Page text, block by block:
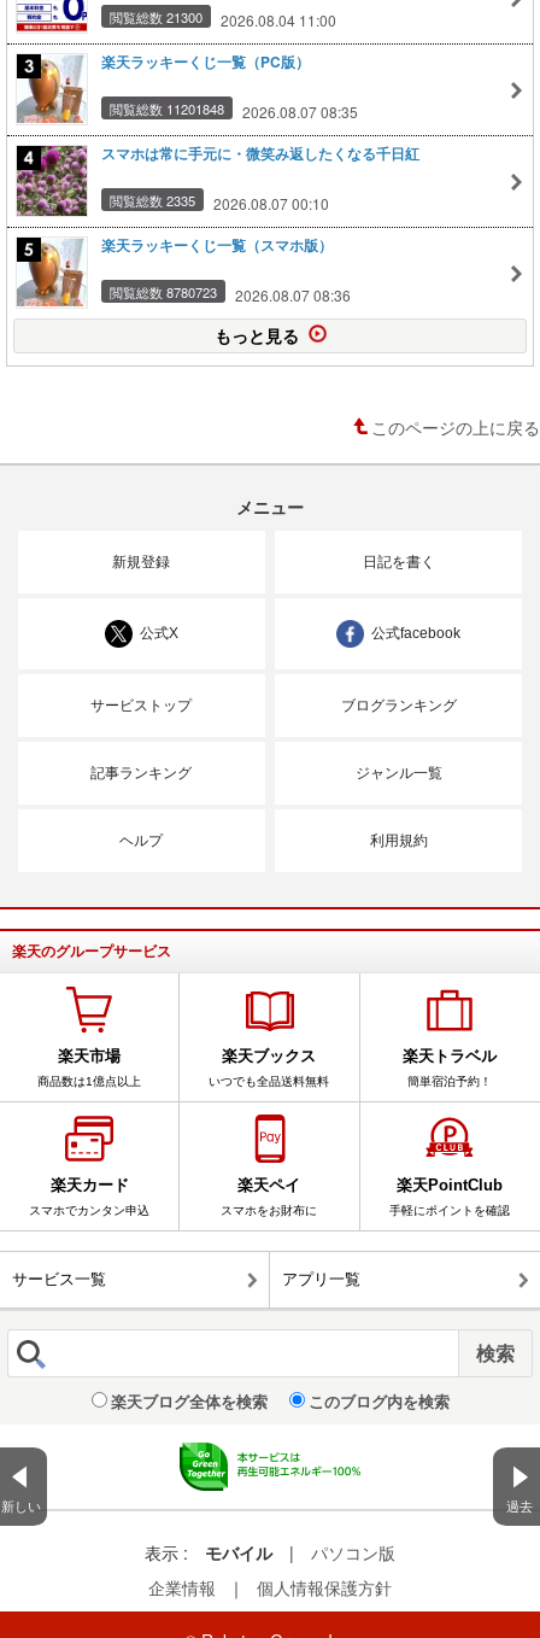
新しい 過去
閲覧総数 21300 2026.08.04 11:00
楽天ラッキーくじ一覧（PC版）
閲覧総数 11201848 2026.08.07 08:35
スマホは常に手元に・微笑み返したくなる千日紅
閲覧総数 2335 2026.08.07 00:10
楽天ラッキーくじ一覧（スマホ版）
閲覧総数 8780723 2026.08.07 08:36
もっと見る
このページの上に戻る
メニュー
新規登録 日記を書く
公式X 公式facebook
サービストップ ブログランキング
記事ランキング ジャンル一覧
ヘルプ 利用規約
楽天のグループサービス
楽天市場
商品数は1億点以上
楽天ブックス
いつでも全品送料無料
楽天トラベル
簡単宿泊予約！
楽天カード
スマホでカンタン申込
楽天ペイ
スマホをお財布に
楽天PointClub
手軽にポイントを確認
サービス一覧 アプリ一覧
楽天ブログ全体を検索 このブログ内を検索
表示 : モバイル |
パソコン版
企業情報
｜ 個人情報保護方針